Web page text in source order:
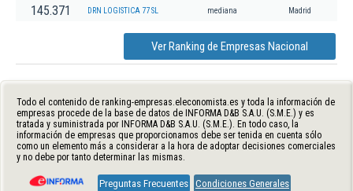
145.371 DRN LOGISTICA 77 SL mediana Madrid
Ver Ranking de Empresas Nacional
Todo el contenido de ranking-empresas.eleconomista.es y toda la información de
empresas procede de la base de datos de INFORMA D&B S.A.U. (S.M.E.) y es
tratada y suministrada por INFORMA D&B S.A.U. (S.M.E.). En todo caso, la
información de empresas que proporcionamos debe ser tenida en cuenta sólo
como un elemento más a considerar a la hora de adoptar decisiones comerciales
y no debe por tanto determinar las mismas.
Preguntas Frecuentes Condiciones Generales